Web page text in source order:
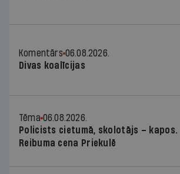
Komentārs 06.08.2026.
Divas koalīcijas
Tēma 06.08.2026.
Policists cietumā, skolotājs – kapos.
Reibuma cena Priekulē